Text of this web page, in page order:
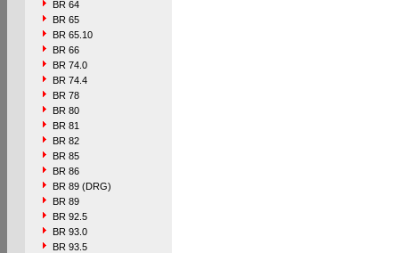
BR 64
BR 65
BR 65.10
BR 66
BR 74.0
BR 74.4
BR 78
BR 80
BR 81
BR 82
BR 85
BR 86
BR 89 (DRG)
BR 89
BR 92.5
BR 93.0
BR 93.5